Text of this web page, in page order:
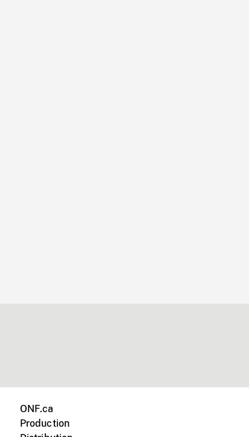
ONF.ca
Production